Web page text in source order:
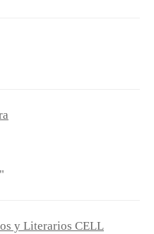
y Literarios CELL